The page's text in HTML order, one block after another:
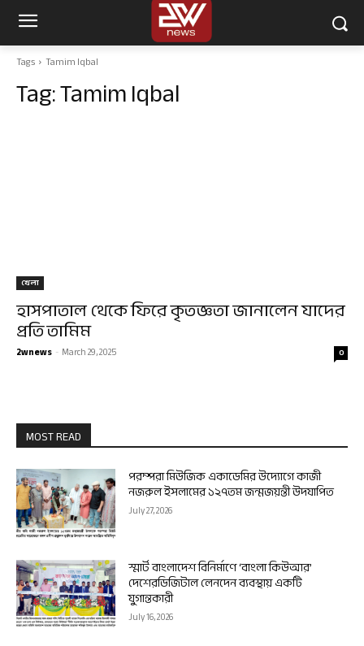
Tags Tamim Iqbal
Tag:Tamim Iqbal
খেলা
হাসপাতাল থেকে ফিরে কৃতজ্ঞতা জানালেন যাদের
প্রতি তামিম
2wnews - March 29, 2025 0
MOST READ
পরম্পরা মিউজিক একাডেমির উদ্যোগে কাজী
নজরুল ইসলামের ১২৭তম জন্মজয়ন্তী উদযাপিত
July 27, 2026
স্মার্ট বাংলাদেশ বিনির্মাণে ‘বাংলা কিউআর’
দেশেরডিজিটাল লেনদেন ব্যবস্থায় একটি
যুগান্তকারী
July 16, 2026